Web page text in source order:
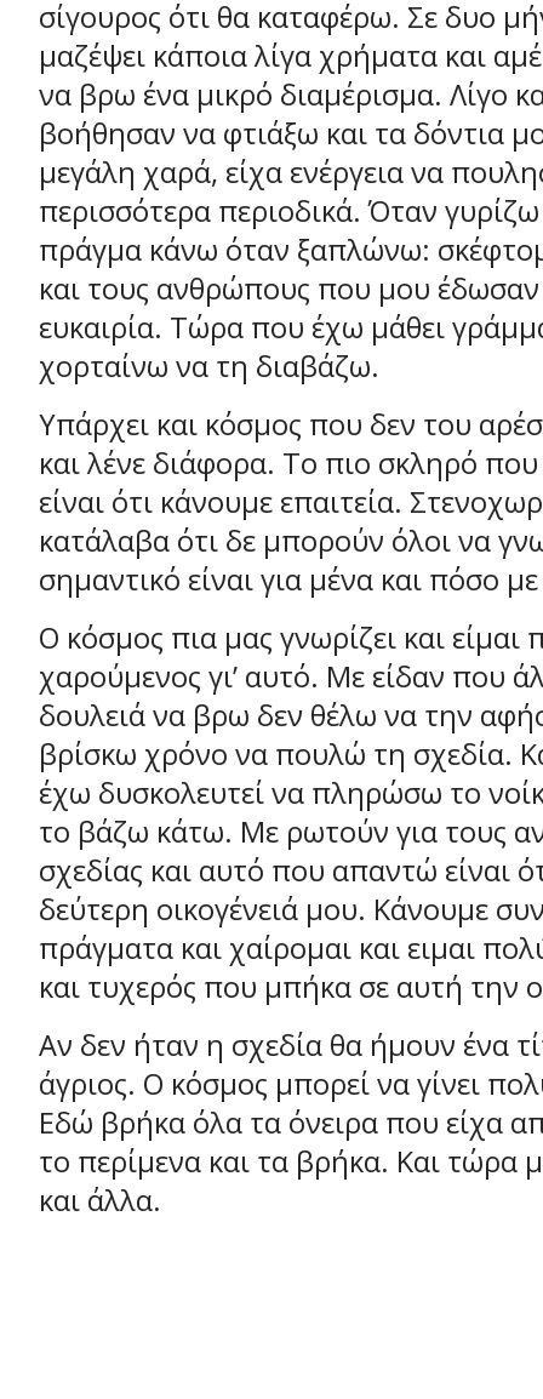
σίγουρος ότι θα καταφέρω. Σε δυο
μαζέψει κάποια λίγα χρήματα και
να βρω ένα μικρό διαμέρισμα. Λίγο
βοήθησαν να φτιάξω και τα δόντια
μεγάλη χαρά, είχα ενέργεια να
περισσότερα περιοδικά. Όταν γυρίζω
πράγμα κάνω όταν ξαπλώνω:
και τους ανθρώπους που μου
ευκαιρία. Τώρα που έχω μάθει
χορταίνω να τη διαβάζω.
Υπάρχει και κόσμος που δεν του
και λένε διάφορα. Το πιο σκληρό
είναι ότι κάνουμε επαιτεία.
κατάλαβα ότι δε μπορούν όλοι να
σημαντικό είναι για μένα και πόσο
Ο κόσμος πια μας γνωρίζει και είμαι
χαρούμενος γι’ αυτό. Με είδαν που
δουλειά να βρω δεν θέλω να την
βρίσκω χρόνο να πουλώ τη σχεδία.
έχω δυσκολευτεί να πληρώσω το
το βάζω κάτω. Με ρωτούν για τους
σχεδίας και αυτό που απαντώ είναι
δεύτερη οικογένειά μου. Κάνουμε
πράγματα και χαίρομαι και ειμαι
και τυχερός που μπήκα σε αυτή την
Αν δεν ήταν η σχεδία θα ήμουν ένα
άγριος. Ο κόσμος μπορεί να γίνει
Εδώ βρήκα όλα τα όνειρα που είχα
το περίμενα και τα βρήκα. Και
και άλλα.